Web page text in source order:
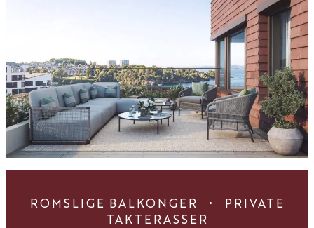
ROMSLIGE BALKONGER •
PRIVATE
TAKTERASSER